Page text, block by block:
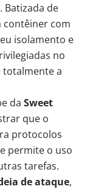
Batizada de
contêiner com
isolamento e
no
a
da Sweet
que o
protocolos
permite o uso
tarefas.
de ataque,